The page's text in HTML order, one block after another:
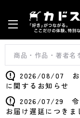
2026/08/07 お
に関するお知らせ
2026/07/29 令
お届け遅延につきま